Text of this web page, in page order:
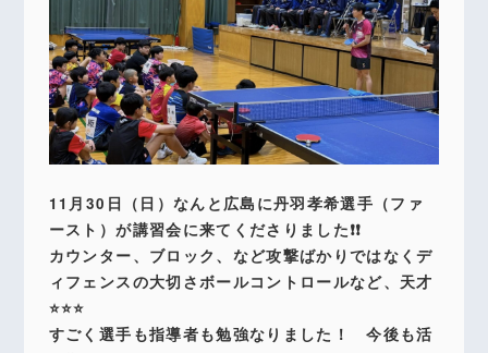
11月30日（日）なんと広島に丹羽孝希選手（ファ
ースト）が講習会に来てくださりました❗️❗️
カウンター、ブロック、など攻撃ばかりではなくデ
ィフェンスの大切さボールコントロールなど、天才
⭐️⭐️⭐️
すごく選手も指導者も勉強なりました！ 今後も活